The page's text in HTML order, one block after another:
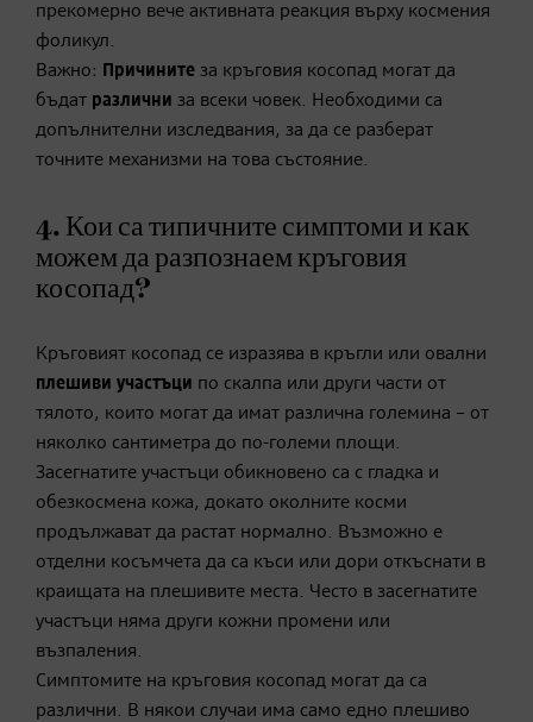
прекомерно вече активната реакция върху космения
фоликул.
Важно: Причините за кръговия косопад могат да
бъдат различни за всеки човек. Необходими са
допълнителни изследвания, за да се разберат
точните механизми на това състояние.
4. Кои са типичните симптоми и как
можем да разпознаем кръговия
косопад?
Кръговият косопад се изразява в кръгли или овални
плешиви участъци по скалпа или други части от
тялото, които могат да имат различна големина – от
няколко сантиметра до по-големи площи.
Засегнатите участъци обикновено са с гладка и
обезкосмена кожа, докато околните косми
продължават да растат нормално. Възможно е
отделни косъмчета да са къси или дори откъснати в
краищата на плешивите места. Често в засегнатите
участъци няма други кожни промени или
възпаления.
Симптомите на кръговия косопад могат да са
различни. В някои случаи има само едно плешиво